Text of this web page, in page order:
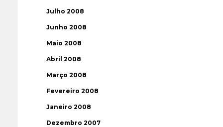
Julho 2008
Junho 2008
Maio 2008
Abril 2008
Março 2008
Fevereiro 2008
Janeiro 2008
Dezembro 2007